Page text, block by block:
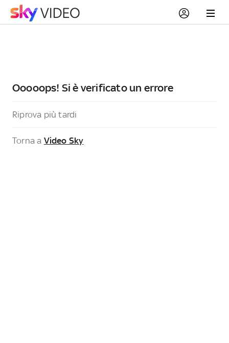
Ooooops! Si è verificato un errore
Riprova più tardi
Torna a Video Sky